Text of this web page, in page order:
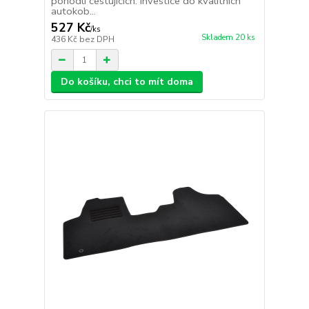
autokob...
527 Kč/ks
436 Kč bez DPH Skladem 20 ks
Do košíku, chci to mít doma